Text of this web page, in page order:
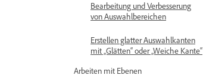
Bearbeitung und Verbesserung
von Auswahlbereichen
Erstellen glatter Auswahlkanten
mit „Glätten“ oder „Weiche Kante“
Arbeiten mit Ebenen